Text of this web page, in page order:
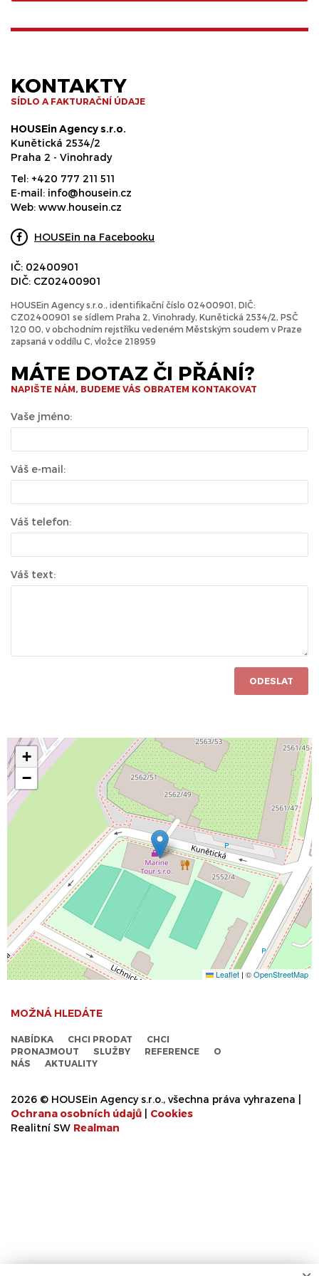
KONTAKTY
SÍDLO A FAKTURAČNÍ ÚDAJE
HOUSEin Agency s.r.o.
Kunětická 2534/2
Praha 2 - Vinohrady
Tel: +420 777 211 511
E-mail: info@housein.cz
Web: www.housein.cz
HOUSEin na Facebooku
IČ: 02400901
DIČ: CZ02400901
HOUSEin Agency s.r.o., identifikační číslo 02400901, DIČ:
CZ02400901 se sídlem Praha 2, Vinohrady, Kunětická 2534/2, PSČ
120 00, v obchodním rejstříku vedeném Městským soudem v Praze
zapsaná v oddílu C, vložce 218959
MÁTE DOTAZ ČI PŘÁNÍ?
NAPIŠTE NÁM, BUDEME VÁS OBRATEM KONTAKOVAT
Vaše jméno:
Váš e-mail:
Váš telefon:
Váš text:
ODESLAT
+
−
Leaflet | ©OpenStreetMap
MOŽNÁ HLEDÁTE
NABÍDKA CHCI PRODAT
CHCI
PRONAJMOUT
SLUŽBY REFERENCE
O
NÁS
AKTUALITY
2026 © HOUSEin Agency s.r.o., všechna práva vyhrazena |
Ochrana osobních údajů
Cookies
Realitní SW Realman